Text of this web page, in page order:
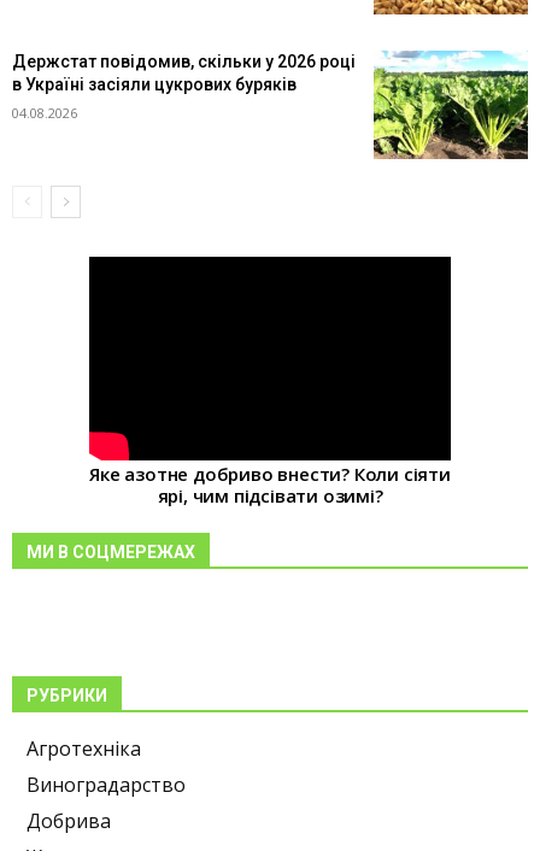
Держстат повідомив, скільки у 2026 році
в Україні засіяли цукрових буряків
04.08.2026
Яке азотне добриво внести? Коли сіяти
ярі, чим підсівати озимі?
МИ В СОЦМЕРЕЖАХ
РУБРИКИ
Агротехніка
Виноградарство
Добрива